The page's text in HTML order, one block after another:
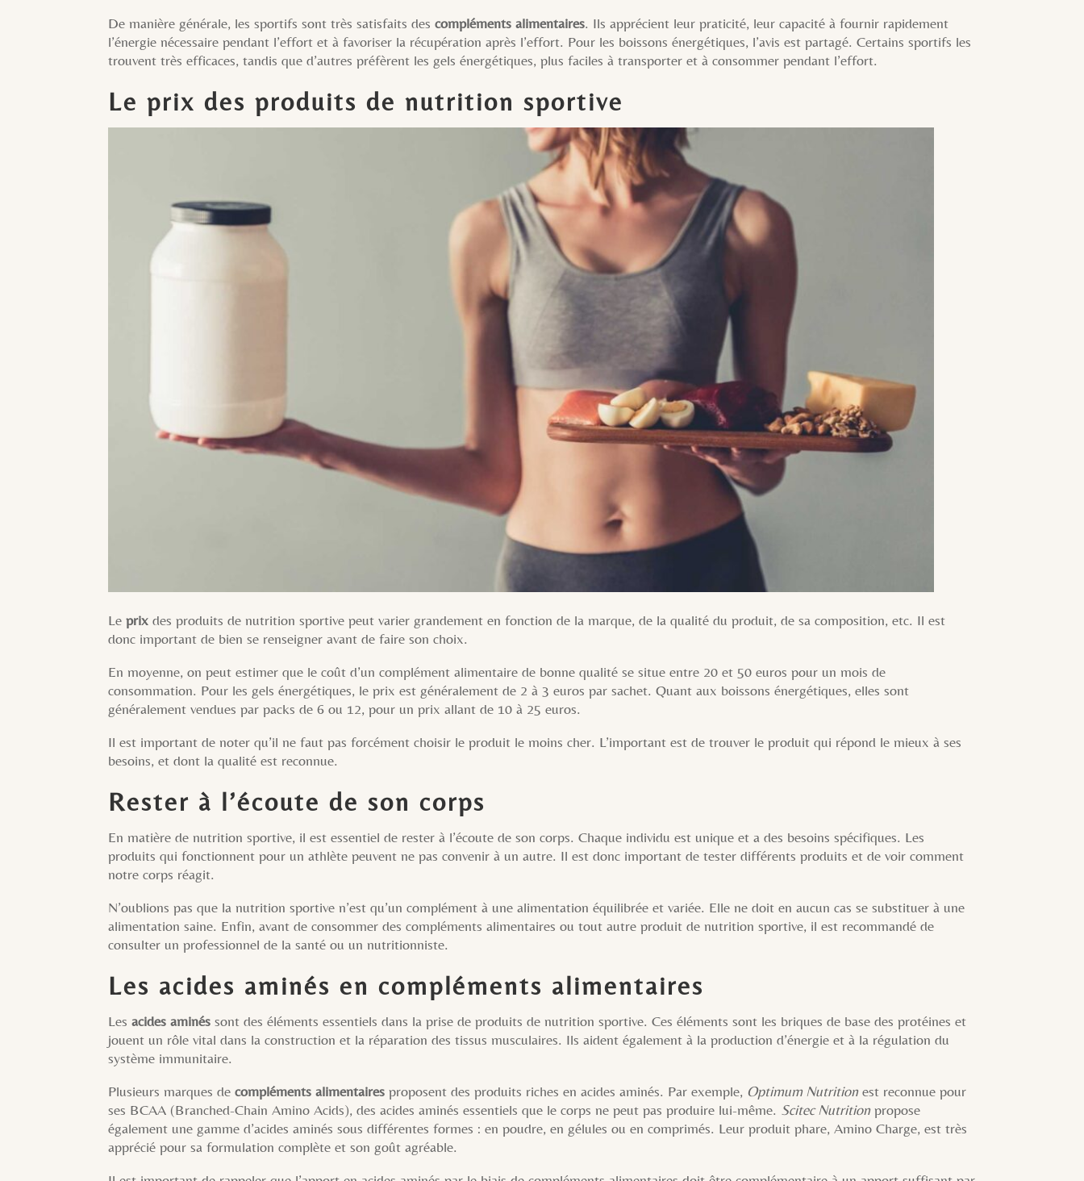
De manière générale, les sportifs sont très satisfaits descompléments alimentaires. Ils apprécient leur praticité, leur capacité à fournir rapidement
l’énergie nécessaire pendant l’effort et à favoriser la récupération après l’effort. Pour les boissons énergétiques, l’avis est partagé. Certains sportifs les
trouvent très efficaces, tandis que d’autres préfèrent les gels énergétiques, plus faciles à transporter et à consommer pendant l’effort.
Le prix des produits de nutrition sportive
Leprix des produits de nutrition sportive peut varier grandement en fonction de la marque, de la qualité du produit, de sa composition, etc. Il est
donc important de bien se renseigner avant de faire son choix.
En moyenne, on peut estimer que le coût d’un complément alimentaire de bonne qualité se situe entre 20 et 50 euros pour un mois de
consommation. Pour les gels énergétiques, le prix est généralement de 2 à 3 euros par sachet. Quant aux boissons énergétiques, elles sont
généralement vendues par packs de 6 ou 12, pour un prix allant de 10 à 25 euros.
Il est important de noter qu’il ne faut pas forcément choisir le produit le moins cher. L’important est de trouver le produit qui répond le mieux à ses
besoins, et dont la qualité est reconnue.
Rester à l’écoute de son corps
En matière de nutrition sportive, il est essentiel de rester à l’écoute de son corps. Chaque individu est unique et a des besoins spécifiques. Les
produits qui fonctionnent pour un athlète peuvent ne pas convenir à un autre. Il est donc important de tester différents produits et de voir comment
notre corps réagit.
N’oublions pas que la nutrition sportive n’est qu’un complément à une alimentation équilibrée et variée. Elle ne doit en aucun cas se substituer à une
alimentation saine. Enfin, avant de consommer des compléments alimentaires ou tout autre produit de nutrition sportive, il est recommandé de
consulter un professionnel de la santé ou un nutritionniste.
Les acides aminés en compléments alimentaires
Lesacides aminés sont des éléments essentiels dans la prise de produits de nutrition sportive. Ces éléments sont les briques de base des protéines et
jouent un rôle vital dans la construction et la réparation des tissus musculaires. Ils aident également à la production d’énergie et à la régulation du
système immunitaire.
Plusieurs marques decompléments alimentaires proposent des produits riches en acides aminés. Par exemple, Optimum Nutritionest reconnue pour
ses BCAA (Branched-Chain Amino Acids), des acides aminés essentiels que le corps ne peut pas produire lui-même. Scitec Nutritionpropose
également une gamme d’acides aminés sous différentes formes : en poudre, en gélules ou en comprimés. Leur produit phare, Amino Charge, est très
apprécié pour sa formulation complète et son goût agréable.